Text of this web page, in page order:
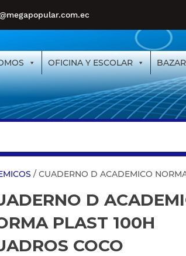
OFICINA Y ESCOLAR BAZAR
/ CUADERNO D ACADEMICO
D
PLAST 100H
COCO